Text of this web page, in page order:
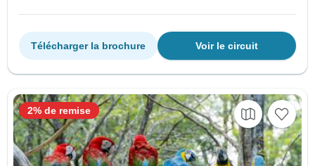
Voir le circuit
Télécharger la brochure
2% de remise